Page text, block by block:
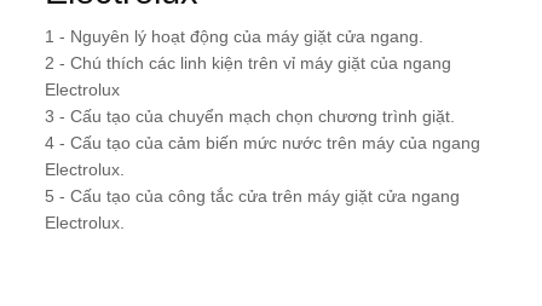
1 - Nguyên lý hoạt động của máy giặt cửa ngang.
2 - Chú thích các linh kiện trên vỉ máy giặt của ngang
Electrolux
3 - Cấu tạo của chuyển mạch chọn chương trình giặt.
4 - Cấu tạo của cảm biến mức nước trên máy của ngang
Electrolux.
5 - Cấu tạo của công tắc cửa trên máy giặt cửa ngang
Electrolux.